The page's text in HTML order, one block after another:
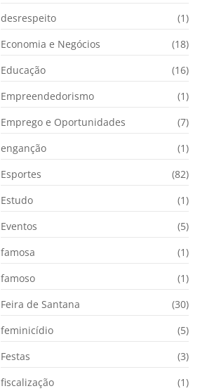
desrespeito
(1)
Economia e Negócios
(18)
Educação
(16)
Empreendedorismo
(1)
Emprego e Oportunidades
(7)
enganção
(1)
Esportes
(82)
Estudo
(1)
Eventos
(5)
famosa
(1)
famoso
(1)
Feira de Santana
(30)
feminicídio
(5)
Festas
(3)
fiscalização
(1)